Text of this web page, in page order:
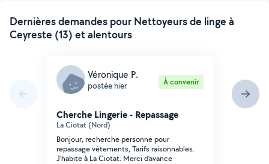
Dernières demandes pour Nettoyeurs de linge à
Ceyreste (13) et alentours
Véronique P.
postée hier À convenir
Cherche Lingerie - Repassage
La Ciotat (Nord)
Bonjour, recherche personne pour
repassage vêtements, Tarifs raisonnables.
J'habite à La Ciotat. Merci d'avance